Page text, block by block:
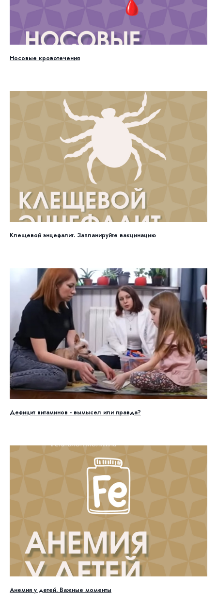
Носовые кровотечения
Клещевой энцефалит. Запланируйте вакцинацию
Дефицит витаминов - вымысел или правда?
Анемия у детей. Важные моменты